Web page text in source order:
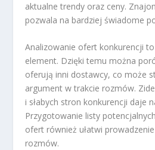
aktualne trendy oraz ceny.
pozwala na bardziej świadome
Analizowanie ofert konkurencji
element. Dzięki temu można
oferują inni dostawcy, co może
argument w trakcie rozmów.
i słabych stron konkurencji daje
Przygotowanie listy
ofert również ułatwi
rozmów.